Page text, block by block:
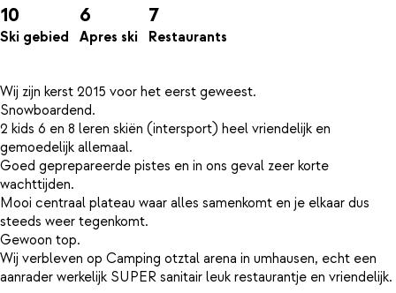
10
Ski gebied
6
Apres ski
7
Restaurants
Wij zijn kerst 2015 voor het eerst geweest.
Snowboardend.
2 kids 6 en 8 leren skiën (intersport) heel vriendelijk en
gemoedelijk allemaal.
Goed geprepareerde pistes en in ons geval zeer korte
wachttijden.
Mooi centraal plateau waar alles samenkomt en je elkaar dus
steeds weer tegenkomt.
Gewoon top.
Wij verbleven op Camping otztal arena in umhausen, echt een
aanrader werkelijk SUPER sanitair leuk restaurantje en vriendelijk.